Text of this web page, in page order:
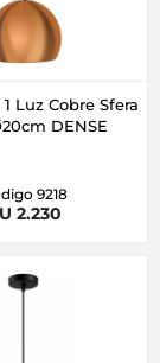
Luz Cobre Sfera
DENSE
9218
2.230